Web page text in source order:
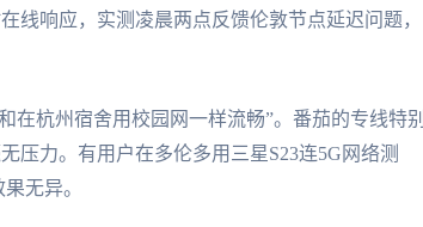
线响应，实测凌晨两点反馈伦敦节点延迟问题，
在杭州宿舍用校园网一样流畅”。番茄的专线特别
压力。有用户在多伦多用三星S23连5G网络测
无异。